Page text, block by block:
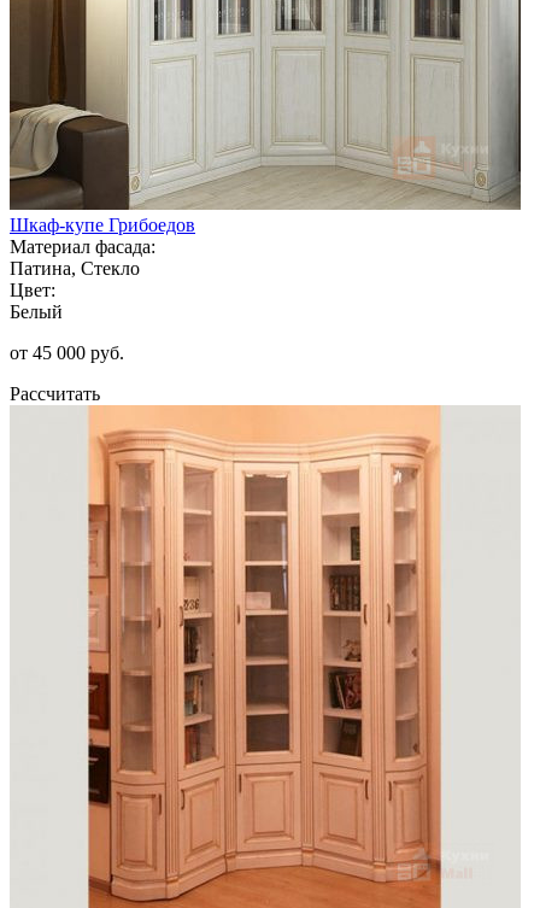
Шкаф-купе Грибоедов
Материал фасада:
Патина, Стекло
Цвет:
Белый
от 45 000 руб.
Рассчитать